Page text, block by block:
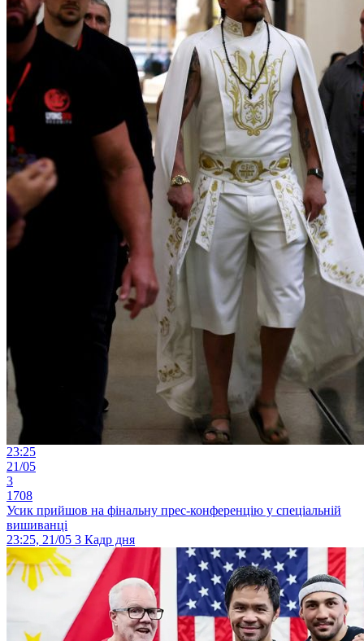
23:25
21/05
3
1708
Усик прийшов на фінальну прес-конференцію у спеціальній
вишиванці
23:25, 21/05 3 Кадр дня